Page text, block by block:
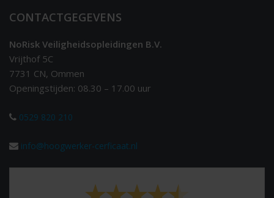
CONTACTGEGEVENS
NoRisk Veiligheidsopleidingen B.V.
Vrijthof 5C
7731 CN, Ommen
Openingstijden: 08.30 – 17.00 uur
0529 820 210
info@hoogwerker-cerficaat.nl